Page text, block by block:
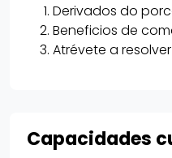
Derivados do
Beneficios de
Atrévete a
Capacidades